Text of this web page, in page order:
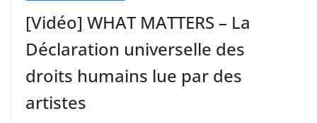
[Vidéo] WHAT MATTERS – La
Déclaration universelle des
droits humains lue par des
artistes